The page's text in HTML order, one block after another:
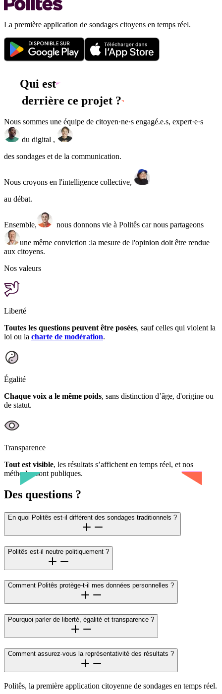
La première application de sondages citoyens en temps réel.
Qui est
derrière ce projet ?
Nous sommes une équipe de citoyen·ne·s engagé.e.s, expert·e·s
du digital ,
des sondages et de la communication.
Nous croyons en l'intelligence collective,
au débat.
Ensemble, nous donnons vie à Politês car nous partageons
une même conviction :la mesure de l'opinion doit être rendue
aux citoyens.
Nos valeurs
Liberté
Toutes les questions peuvent être posées, sauf celles qui violent la
loi ou la charte de modération.
Égalité
Chaque voix a le même poids, sans distinction d’âge, d'origine ou
de statut.
Transparence
Tout est visible, les résultats s’affichent en temps réel, et nos
méthodes sont publiques.
Des questions ?
En quoi Politês est-il différent des sondages traditionnels ?
Politês est-il neutre politiquement ?
Comment Politês protège-t-il mes données personnelles ?
Pourquoi parler de liberté, égalité et transparence ?
Comment assurez-vous la représentativité des résultats ?
Politês, la première application citoyenne de sondages en temps réel.